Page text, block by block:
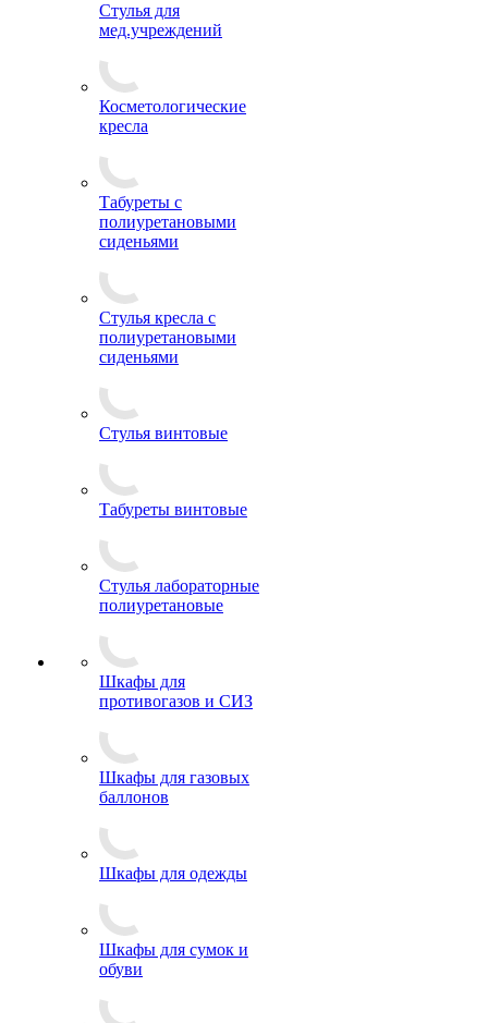
Стулья для
мед.учреждений
Косметологические
кресла
Табуреты с
полиуретановыми
сиденьями
Стулья кресла с
полиуретановыми
сиденьями
Стулья винтовые
Табуреты винтовые
Стулья лабораторные
полиуретановые
Шкафы для
противогазов и СИЗ
Шкафы для газовых
баллонов
Шкафы для одежды
Шкафы для сумок и
обуви